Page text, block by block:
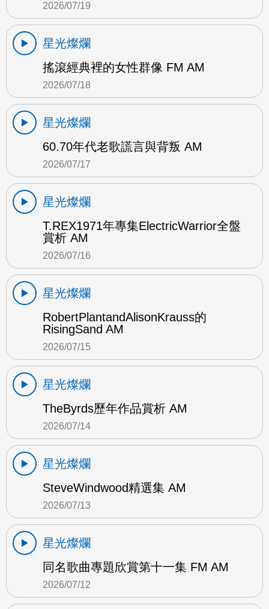
2026/07/19
星光燦爛
搖滾經典裡的女性群像 FM AM
2026/07/18
星光燦爛
60.70年代老歌謊言與背叛 AM
2026/07/17
星光燦爛
T.REX1971年專集ElectricWarrior全盤
賞析 AM
2026/07/16
星光燦爛
RobertPlantandAlisonKrauss的
RisingSand AM
2026/07/15
星光燦爛
TheByrds歷年作品賞析 AM
2026/07/14
星光燦爛
SteveWindwood精選集 AM
2026/07/13
星光燦爛
同名歌曲專題欣賞第十一集 FM AM
2026/07/12